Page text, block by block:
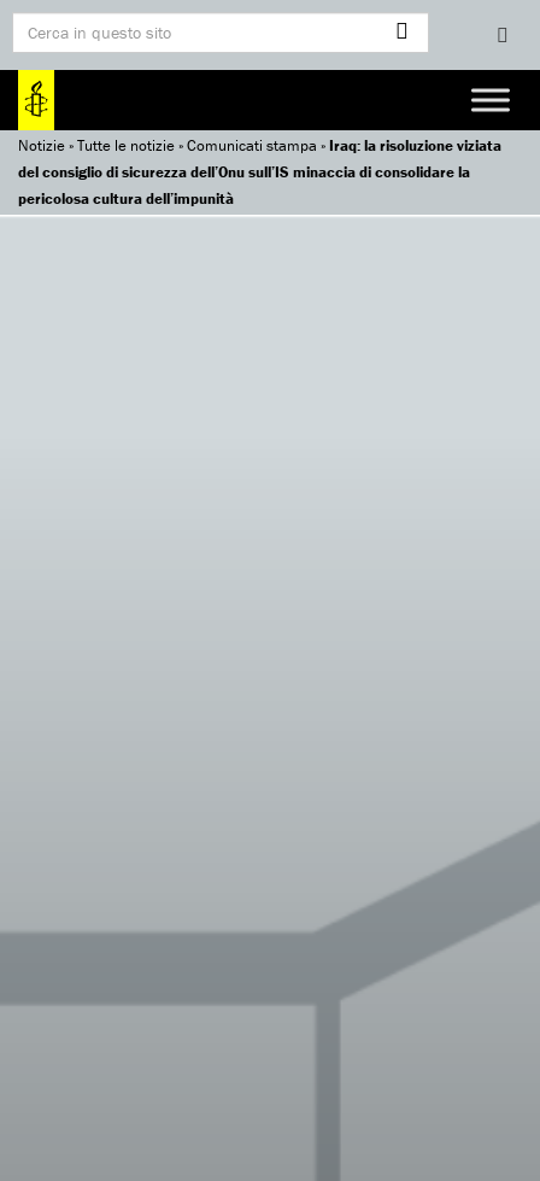
Notizie»Tutte le notizie»Comunicati stampa »Iraq: la risoluzione viziata
del consiglio di sicurezza dell’Onu sull’IS minaccia di consolidare la
pericolosa cultura dell’impunità